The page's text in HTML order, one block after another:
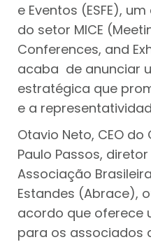
e Eventos (ESFE),
do setor MICE
Conferences, and
acaba de anunciar
estratégica que
e a
Otavio Neto, CEO do
Paulo Passos,
Associação
Estandes (Abrace),
acordo que oferece
para os associados